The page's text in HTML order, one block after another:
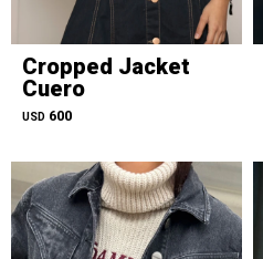
Cropped Jacket
Cuero
USD 600